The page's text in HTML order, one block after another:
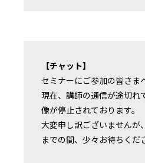
【チャット】
セミナーにご参加の皆さま
現在、講師の通信が途切れ
像が停止されております。
大変申し訳ございませんが
までの間、少々お待ちくだ